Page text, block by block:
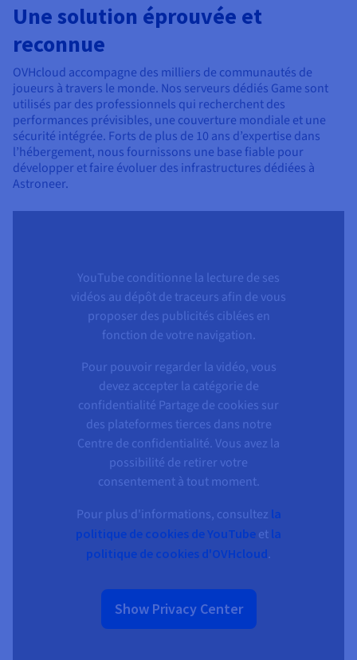
Une solution éprouvée et
reconnue
OVHcloud accompagne des milliers de communautés de
joueurs à travers le monde. Nos serveurs dédiés Game sont
utilisés par des professionnels qui recherchent des
performances prévisibles, une couverture mondiale et une
sécurité intégrée. Forts de plus de 10 ans d’expertise dans
l’hébergement, nous fournissons une base fiable pour
développer et faire évoluer des infrastructures dédiées à
Astroneer.
YouTube conditionne la lecture de ses
vidéos au dépôt de traceurs afin de vous
proposer des publicités ciblées en
fonction de votre navigation.
Pour pouvoir regarder la vidéo, vous
devez accepter la catégorie de
confidentialité Partage de cookies sur
des plateformes tierces dans notre
Centre de confidentialité. Vous avez la
possibilité de retirer votre
consentement à tout moment.
Pour plus d'informations, consultez la
politique de cookies de YouTube et la
politique de cookies d'OVHcloud.
Show Privacy Center